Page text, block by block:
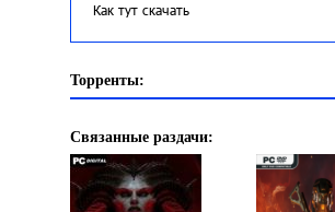
Как тут скачать
Торренты:
Связанные раздачи: